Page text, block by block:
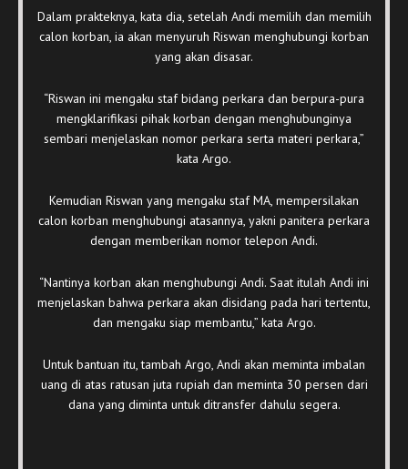
Dalam prakteknya, kata dia, setelah Andi memilih dan memilih
calon korban, ia akan menyuruh Riswan menghubungi korban
yang akan disasar.
“Riswan ini mengaku staf bidang perkara dan berpura-pura
mengklarifikasi pihak korban dengan menghubunginya
sembari menjelaskan nomor perkara serta materi perkara,”
kata Argo.
Kemudian Riswan yang mengaku staf MA, mempersilakan
calon korban menghubungi atasannya, yakni panitera perkara
dengan memberikan nomor telepon Andi.
“Nantinya korban akan menghubungi Andi. Saat itulah Andi ini
menjelaskan bahwa perkara akan disidang pada hari tertentu,
dan mengaku siap membantu,” kata Argo.
Untuk bantuan itu, tambah Argo, Andi akan meminta imbalan
uang di atas ratusan juta rupiah dan meminta 30 persen dari
dana yang diminta untuk ditransfer dahulu segera.